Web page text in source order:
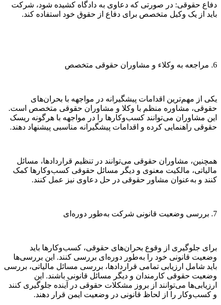
دفاع حقوقی: در صورتی که دعاوی به دادگاه کشیده شود، شرکت
باید از یک وکیل متخصص برای دفاع از حقوق خود استفاده کند.
6. مراجعه به وکلاء و مشاوران حقوقی متخصص
یکی از مهم‌ترین اقدامات پیشگیرانه در مواجهه با بحران‌های
حقوقی، مشاوره منظم با وکلا و مشاوران حقوقی متخصص است.
این مشاوران می‌توانند کسب‌وکارها را در مواجهه با هرگونه ریسک
حقوقی راهنمایی کرده و اقدامات پیشگیرانه مناسبی پیشنهاد دهند.
همچنین، مشاوران حقوقی می‌توانند در تنظیم قراردادها، مسائل
مالیاتی، مالکیت معنوی و دیگر مسائل حقوقی کسب‌وکارها کمک
کنند و به‌عنوان مشاور حقوقی در حل دعاوی نیز عمل کنند.
7. بررسی وضعیت قانونی شرکت به‌طور دوره‌ای
برای جلوگیری از وقوع بحران‌های حقوقی، کسب‌وکارها باید
وضعیت قانونی خود را به‌طور دوره‌ای بررسی کنند. این بررسی‌ها
باید شامل ارزیابی تمامی قراردادها، بررسی مسائل مالیاتی، بررسی
وضعیت حقوقی کارمندان و دیگر مسائل قانونی باشند. این
ارزیابی‌ها می‌توانند از بروز مشکلات حقوقی در آینده جلوگیری کنند
و کسب‌وکار را از لحاظ قانونی در وضعیت ایمن قرار دهند.